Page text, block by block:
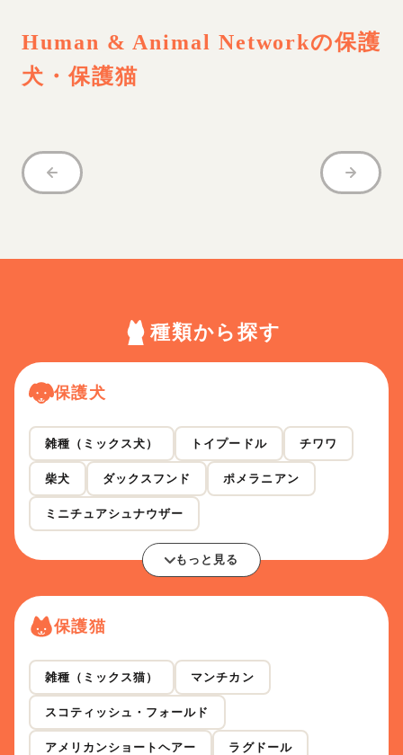
Human & Animal Networkの保護
犬・保護猫
種類から探す
保護犬
雑種（ミックス犬） トイプードル チワワ
柴犬 ダックスフンド ポメラニアン
ミニチュアシュナウザー
もっと見る
保護猫
雑種（ミックス猫） マンチカン
スコティッシュ・フォールド
アメリカンショートヘアー ラグドール